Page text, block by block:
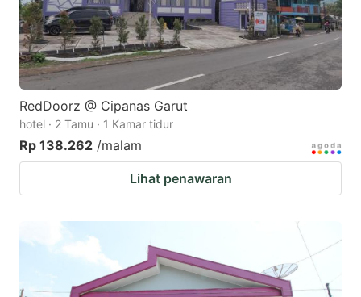
RedDoorz @ Cipanas Garut
hotel · 2 Tamu · 1 Kamar tidur
Rp 138.262 /malam
Lihat penawaran